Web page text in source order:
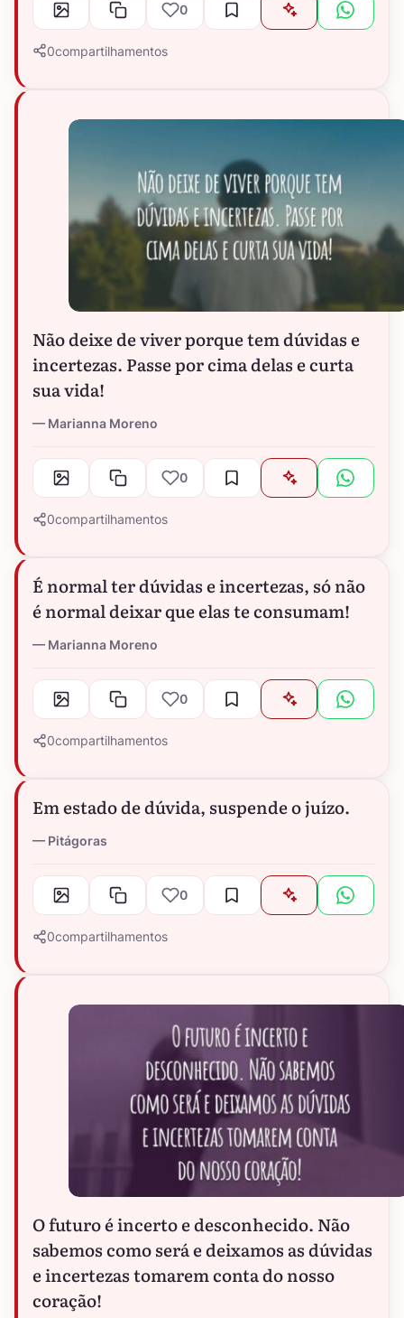
0
0compartilhamentos
Não deixe de viver porque tem dúvidas e
incertezas. Passe por cima delas e curta
sua vida!
Marianna Moreno
0
0compartilhamentos
É normal ter dúvidas e incertezas, só não
é normal deixar que elas te consumam!
Marianna Moreno
0
0compartilhamentos
Em estado de dúvida, suspende o juízo.
Pitágoras
0
0compartilhamentos
O futuro é incerto e desconhecido. Não
sabemos como será e deixamos as dúvidas
e incertezas tomarem conta do nosso
coração!